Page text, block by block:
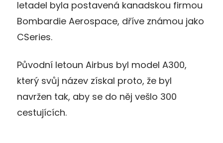
letadel byla postavená kanadskou firmou
Bombardie Aerospace, dříve známou jako
CSeries.
Původní letoun Airbus byl model A300,
který svůj název získal proto, že byl
navržen tak, aby se do něj vešlo 300
cestujících.